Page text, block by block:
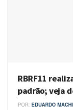
RBRF11
padrão; veja
POR: EDUARDO